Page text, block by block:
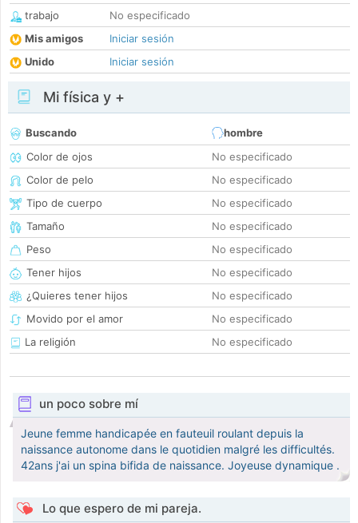
trabajo
No especificado
Mis amigos
Iniciar sesión
Unido
Iniciar sesión
Mi física y +
Buscando
hombre
Color de ojos
No especificado
Color de pelo
No especificado
Tipo de cuerpo
No especificado
Tamaño
No especificado
Peso
No especificado
Tener hijos
No especificado
¿Quieres tener hijos
No especificado
Movido por el amor
No especificado
La religión
No especificado
un poco sobre mí
Jeune femme handicapée en fauteuil roulant depuis la
naissance autonome dans le quotidien malgré les difficultés.
42ans j'ai un spina bifida de naissance. Joyeuse dynamique .
Lo que espero de mi pareja.